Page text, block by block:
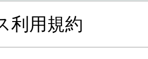
利用規約